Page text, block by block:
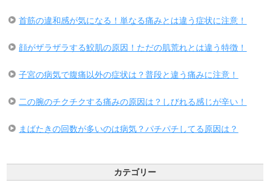
首筋の違和感が気になる！単なる痛みとは違う症状に注意！
顔がザラザラする鮫肌の原因！ただの肌荒れとは違う特徴！
子宮の病気で腹痛以外の症状は？普段と違う痛みに注意！
二の腕のチクチクする痛みの原因は？しびれる感じが辛い！
まばたきの回数が多いのは病気？パチパチしてる原因は？
カテゴリー